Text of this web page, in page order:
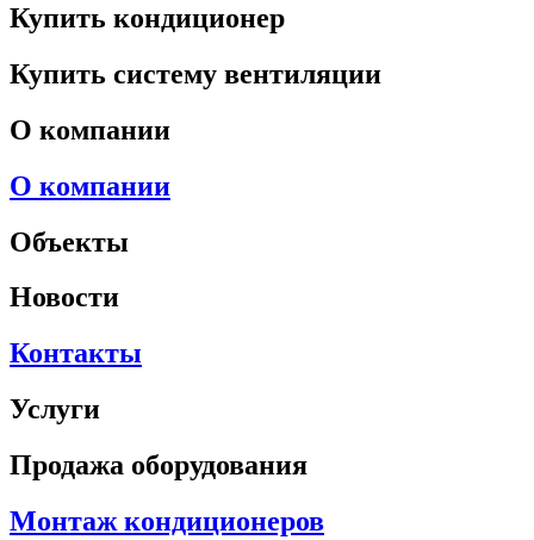
Купить кондиционер
Купить систему вентиляции
О компании
О компании
Объекты
Новости
Контакты
Услуги
Продажа оборудования
Монтаж кондиционеров